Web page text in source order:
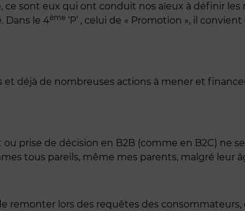
ce sont eux qui ont conduit nos aïeux à définir
Dans le 4ème ‘P’ , celui de « Promotion », il
et déjà de nombreuses actions à mener et
ou prise de décision en B2B (comme en B2C) ne
tous pareils, même mes parents, malgré leur
remonter lors des requêtes des consommateurs,